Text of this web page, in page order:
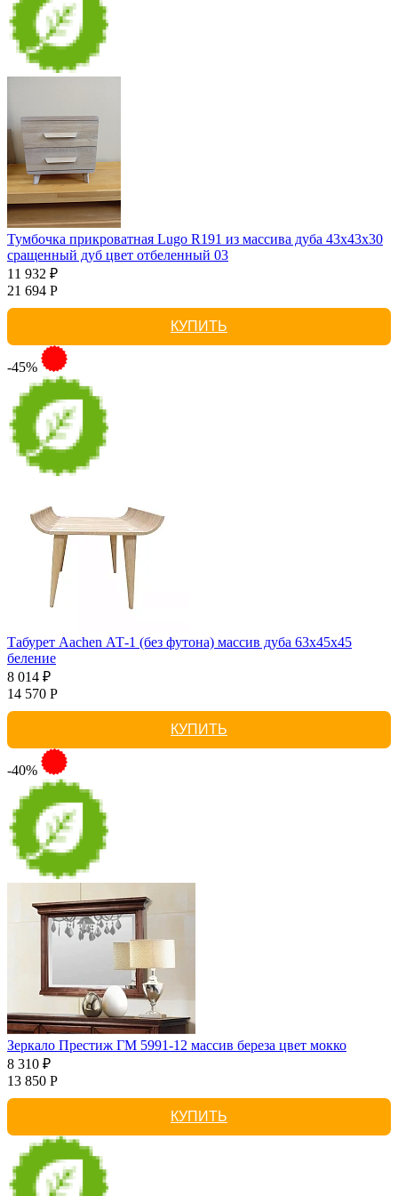
Тумбочка прикроватная Lugo R191 из массива дуба 43х43х30
сращенный дуб цвет отбеленный 03
11 932 ₽
21 694 Р
КУПИТЬ
-45%
Табурет Aachen АТ-1 (без футона) массив дуба 63х45х45
беление
8 014 ₽
14 570 Р
КУПИТЬ
-40%
Зеркало Престиж ГМ 5991-12 массив береза цвет мокко
8 310 ₽
13 850 Р
КУПИТЬ